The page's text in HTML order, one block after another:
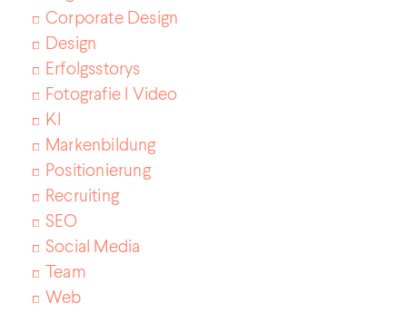
Corporate Design
Design
Erfolgsstorys
Fotografie I Video
KI
Markenbildung
Positionierung
Recruiting
SEO
Social Media
Team
Web